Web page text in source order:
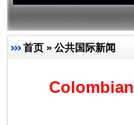
首页 » 公共国际新闻